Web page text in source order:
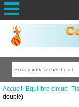
Accueil- Equilibre cirque-
doublé)